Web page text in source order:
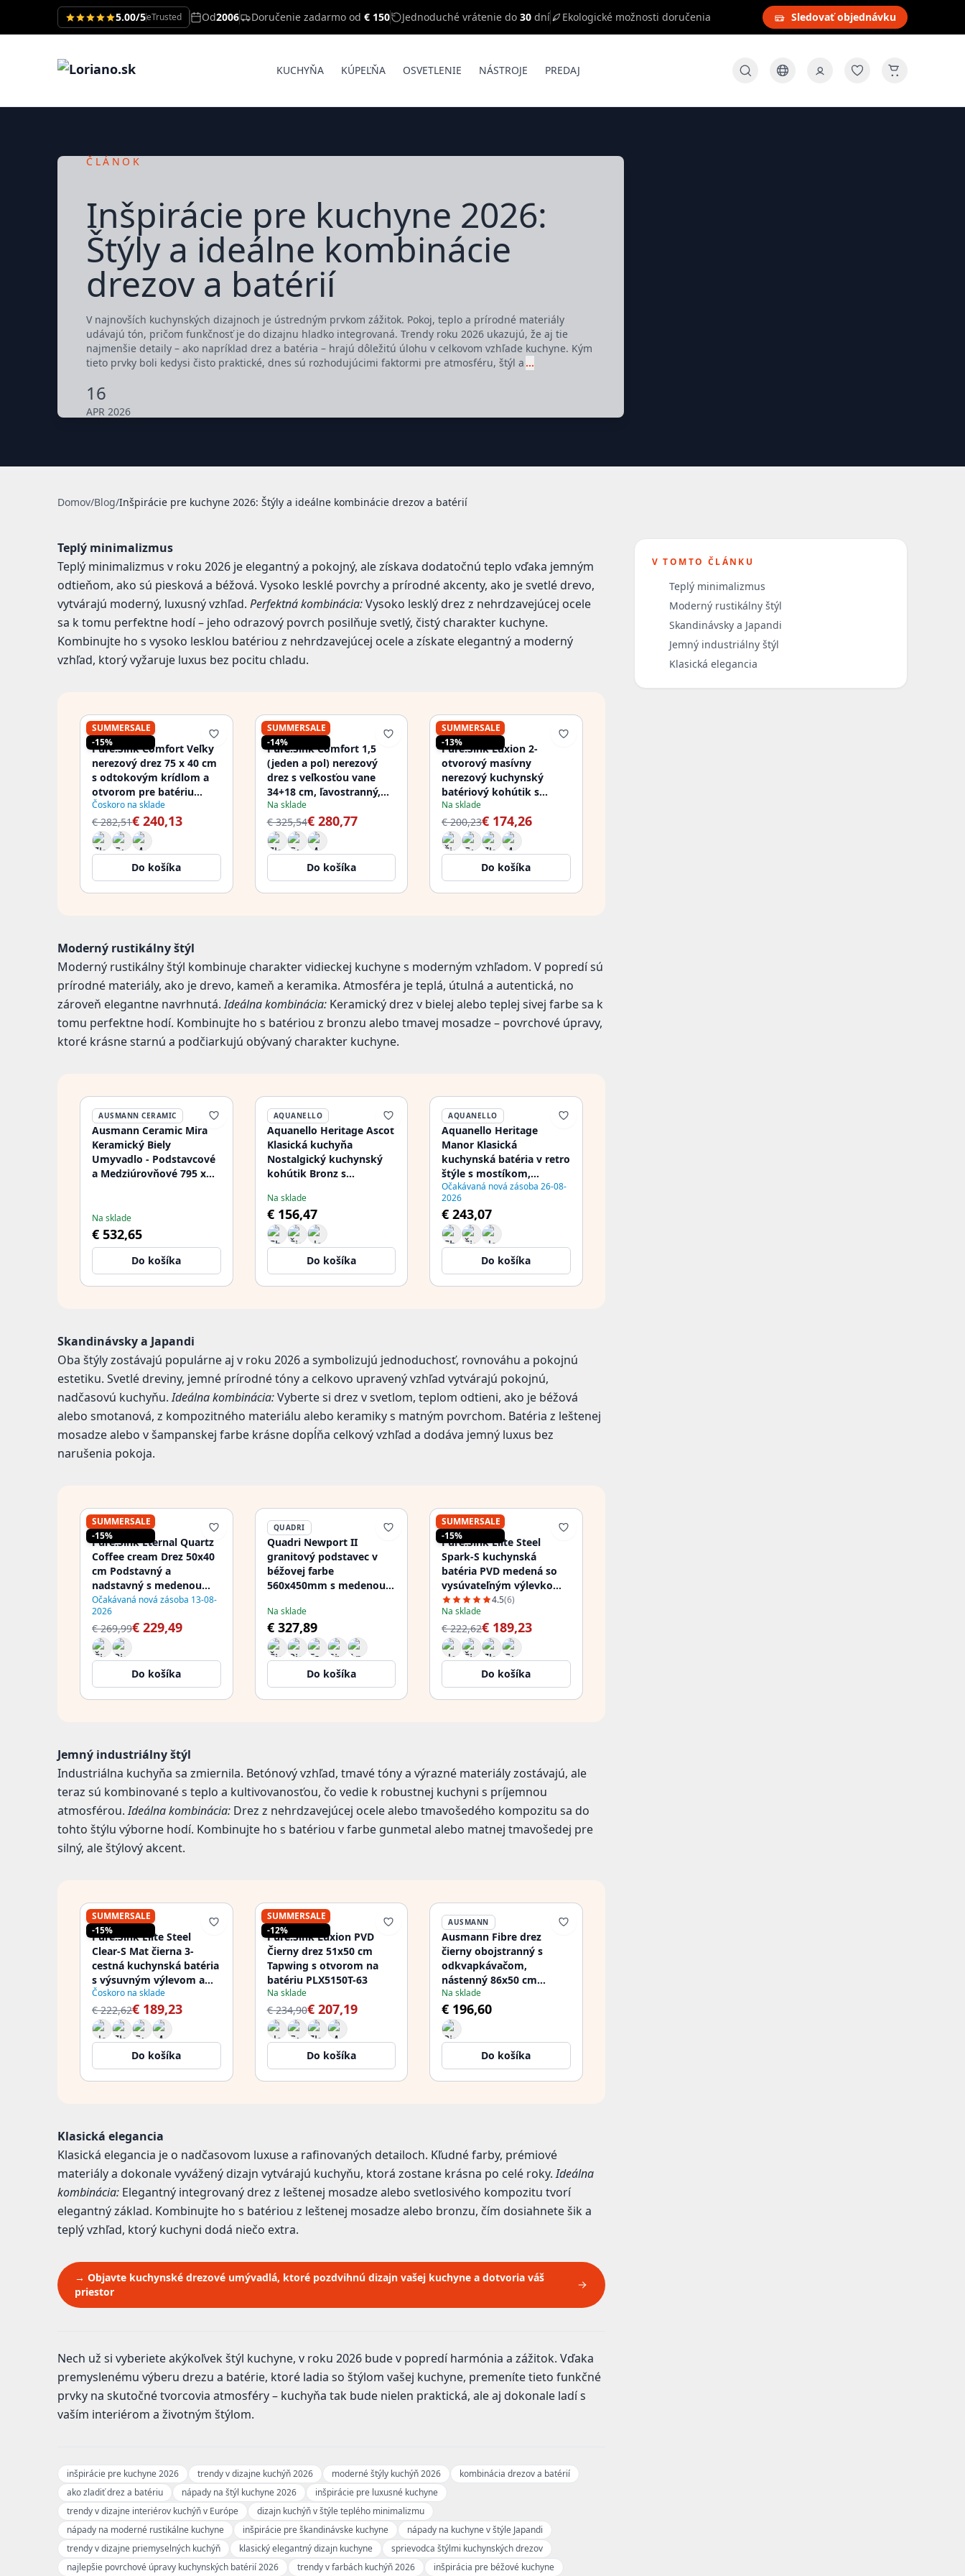
5.00/5eTrusted Od2006 Doručenie zadarmo od € 150 Jednoduché vrátenie do 30 dní Ekologické možnosti doručenia Sledovať objednávku
KUCHYŇA KÚPEĽŇA OSVETLENIE NÁSTROJE PREDAJ
ČLÁNOK
Inšpirácie pre kuchyne 2026:
Štýly a ideálne kombinácie
drezov a batérií
V najnovších kuchynských dizajnoch je ústredným prvkom zážitok. Pokoj, teplo a prírodné materiály
udávajú tón, pričom funkčnosť je do dizajnu hladko integrovaná. Trendy roku 2026 ukazujú, že aj tie
najmenšie detaily – ako napríklad drez a batéria – hrajú dôležitú úlohu v celkovom vzhľade kuchyne. Kým
tieto prvky boli kedysi čisto praktické, dnes sú rozhodujúcimi faktormi pre atmosféru, štýl a…
16
APR 2026
Domov/Blog/Inšpirácie pre kuchyne 2026: Štýly a ideálne kombinácie drezov a batérií
Teplý minimalizmus
Teplý minimalizmus v roku 2026 je elegantný a pokojný, ale získava dodatočnú teplo vďaka jemným
odtieňom, ako sú piesková a béžová. Vysoko lesklé povrchy a prírodné akcenty, ako je svetlé drevo,
vytvárajú moderný, luxusný vzhľad. Perfektná kombinácia:Vysoko lesklý drez z nehrdzavejúcej ocele
sa k tomu perfektne hodí – jeho odrazový povrch posilňuje svetlý, čistý charakter kuchyne.
Kombinujte ho s vysoko lesklou batériou z nehrdzavejúcej ocele a získate elegantný a moderný
vzhľad, ktorý vyžaruje luxus bez pocitu chladu.
SUMMERSALE
-15%
PURE.SINK
Pure.Sink Comfort Veľký
nerezový drez 75 x 40 cm
s odtokovým krídlom a
otvorom pre batériu
PCM7540T-02
Čoskoro na sklade
€ 282,51€ 240,13
Do košíka
SUMMERSALE
-14%
PURE.SINK
Pure.Sink Comfort 1,5
(jeden a pol) nerezový
drez s veľkosťou vane
34+18 cm, ľavostranný,
PCM341840-02
Na sklade
€ 325,54€ 280,77
Do košíka
SUMMERSALE
-13%
PURE.SINK
Pure.Sink Luxion 2-
otvorový masívny
nerezový kuchynský
batériový kohútik s
okrúhlym výtokom
PLX2HR-02
Na sklade
€ 200,23€ 174,26
Do košíka
Moderný rustikálny štýl
Moderný rustikálny štýl kombinuje charakter vidieckej kuchyne s moderným vzhľadom. V popredí sú
prírodné materiály, ako je drevo, kameň a keramika. Atmosféra je teplá, útulná a autentická, no
zároveň elegantne navrhnutá.Ideálna kombinácia: Keramický drez v bielej alebo teplej sivej farbe sa k
tomu perfektne hodí. Kombinujte ho s batériou z bronzu alebo tmavej mosadze – povrchové úpravy,
ktoré krásne starnú a podčiarkujú obývaný charakter kuchyne.
AUSMANN CERAMIC
Ausmann Ceramic Mira
Keramický Biely
Umyvadlo - Podstavcové
a Medziúrovňové 795 x
Na sklade
€ 532,65
Do košíka
AQUANELLO
Aquanello Heritage Ascot
Klasická kuchyňa
Nostalgický kuchynský
kohútik Bronz s
BN-4002-HA
Na sklade
€ 156,47
Do košíka
AQUANELLO
Aquanello Heritage
Manor Klasická
kuchynská batéria v retro
štýle s mostíkom,
bronzová s bielou
rukoväťou BN-0010-HM
Očakávaná nová zásoba 26-08-
2026
€ 243,07
Do košíka
Skandinávsky a Japandi
Oba štýly zostávajú populárne aj v roku 2026 a symbolizujú jednoduchosť, rovnováhu a pokojnú
estetiku. Svetlé dreviny, jemné prírodné tóny a celkovo upravený vzhľad vytvárajú pokojnú,
nadčasovú kuchyňu.Ideálna kombinácia:Vyberte si drez v svetlom, teplom odtieni, ako je béžová
alebo smotanová, z kompozitného materiálu alebo keramiky s matným povrchom. Batéria z leštenej
mosadze alebo v šampanskej farbe krásne dopĺňa celkový vzhľad a dodáva jemný luxus bez
narušenia pokoja.
SUMMERSALE
-15%
PURE.SINK
Pure.Sink Eternal Quartz
Coffee cream Drez 50x40
cm Podstavný a
nadstavný s medenou
zátkou
Očakávaná nová zásoba 13-08-
2026
€ 269,99€ 229,49
Do košíka
QUADRI
Quadri Newport II
granitový podstavec v
béžovej farbe
560x450mm s medenou
krytkou 1208971764
Na sklade
€ 327,89
Do košíka
SUMMERSALE
-15%
PURE.SINK
Pure.Sink Elite Steel
Spark-S kuchynská
batéria PVD medená so
vysúvateľným výlevkom
PS8041-624.5(6)
Na sklade
€ 222,62€ 189,23
Do košíka
Jemný industriálny štýl
Industriálna kuchyňa sa zmiernila. Betónový vzhľad, tmavé tóny a výrazné materiály zostávajú, ale
teraz sú kombinované s teplo a kultivovanosťou, čo vedie k robustnej kuchyni s príjemnou
atmosférou.Ideálna kombinácia: Drez z nehrdzavejúcej ocele alebo tmavošedého kompozitu sa do
tohto štýlu výborne hodí. Kombinujte ho s batériou v farbe gunmetal alebo matnej tmavošedej pre
silný, ale štýlový akcent.
SUMMERSALE
-15%
PURE.SINK
Pure.Sink Elite Steel
Clear-S Mat čierna 3-
cestná kuchynská batéria
s výsuvným výlevom a
filtrovanou vodou
PS8120-10
Čoskoro na sklade
€ 222,62€ 189,23
Do košíka
SUMMERSALE
-12%
PURE.SINK
Pure.Sink Luxion PVD
Čierny drez 51x50 cm
Tapwing s otvorom na
batériu PLX5150T-63
Na sklade
€ 234,90€ 207,19
Do košíka
AUSMANN
Ausmann Fibre drez
čierny obojstranný s
odkvapkávačom,
nástenný 86x50 cm
1208957665
Na sklade
€ 196,60
Do košíka
Klasická elegancia
Klasická elegancia je o nadčasovom luxuse a rafinovaných detailoch. Kľudné farby, prémiové
materiály a dokonale vyvážený dizajn vytvárajú kuchyňu, ktorá zostane krásna po celé roky.Ideálna
kombinácia: Elegantný integrovaný drez z leštenej mosadze alebo svetlosivého kompozitu tvorí
elegantný základ. Kombinujte ho s batériou z leštenej mosadze alebo bronzu, čím dosiahnete šik a
teplý vzhľad, ktorý kuchyni dodá niečo extra.
→ Objavte kuchynské drezové umývadlá, ktoré pozdvihnú dizajn vašej kuchyne a dotvoria váš
priestor
Nech už si vyberiete akýkoľvek štýl kuchyne, v roku 2026 bude v popredí harmónia a zážitok. Vďaka
premyslenému výberu drezu a batérie, ktoré ladia so štýlom vašej kuchyne, premeníte tieto funkčné
prvky na skutočné tvorcovia atmosféry – kuchyňa tak bude nielen praktická, ale aj dokonale ladí s
vaším interiérom a životným štýlom.
inšpirácie pre kuchyne 2026 trendy v dizajne kuchýň 2026 moderné štýly kuchýň 2026
kombinácia drezov a batérií
ako zladiť drez a batériu
nápady na štýl kuchyne 2026
inšpirácie pre luxusné kuchyne
trendy v dizajne interiérov kuchýň v Európe
dizajn kuchýň v štýle teplého minimalizmu
nápady na moderné rustikálne kuchyne
inšpirácie pre škandinávske kuchyne
nápady na kuchyne v štýle Japandi
trendy v dizajne priemyselných kuchýň
klasický elegantný dizajn kuchyne
sprievodca štýlmi kuchynských drezov
najlepšie povrchové úpravy kuchynských batérií 2026
trendy v farbách kuchýň 2026 inšpirácia pre béžové kuchyne
V TOMTO ČLÁNKU
Teplý minimalizmus
Moderný rustikálny štýl
Skandinávsky a Japandi
Jemný industriálny štýl
Klasická elegancia